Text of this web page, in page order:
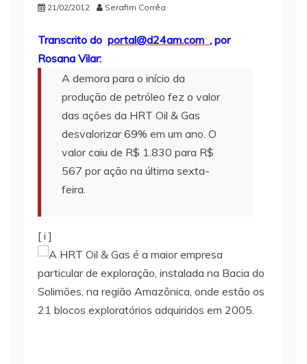
21/02/2012 Serafim Corrêa
Transcrito do portal@d24am.com , por
Rosana Vilar:
A demora para o início da
produção de petróleo fez o valor
das ações da HRT Oil & Gas
desvalorizar 69% em um ano. O
valor caiu de R$ 1.830 para R$
567 por ação na última sexta-
feira.
[ i ]